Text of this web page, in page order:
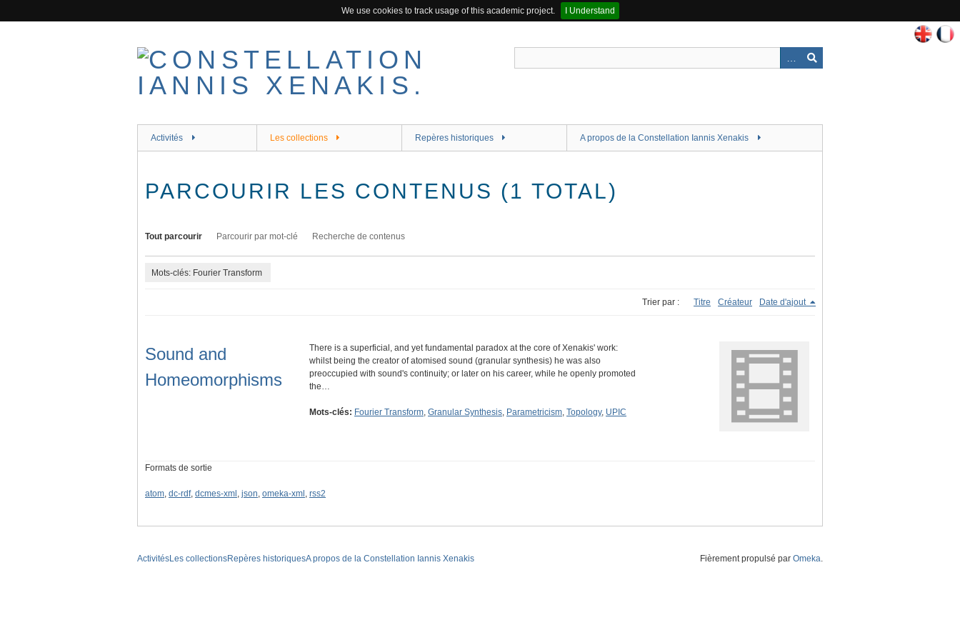
We use cookies to track usage of this academic project.
I Understand
Activités Les collections Repères historiques A propos de la Constellation Iannis Xenakis
PARCOURIR LES CONTENUS (1 TOTAL)
Tout parcourir Parcourir par mot-clé Recherche de contenus
Mots-clés: Fourier Transform
Trier par : Titre Créateur Date d'ajout
Sound and
Homeomorphisms
There is a superficial, and yet fundamental paradox at the core of Xenakis' work:
whilst being the creator of atomised sound (granular synthesis) he was also
preoccupied with sound's continuity; or later on his career, while he openly promoted
the…
Mots-clés: Fourier Transform, Granular Synthesis, Parametricism, Topology, UPIC
Formats de sortie
atom, dc-rdf, dcmes-xml , json, omeka-xml , rss2
ActivitésLes collectionsRepères historiquesA propos de la Constellation Iannis Xenakis Fièrement propulsé par Omeka.